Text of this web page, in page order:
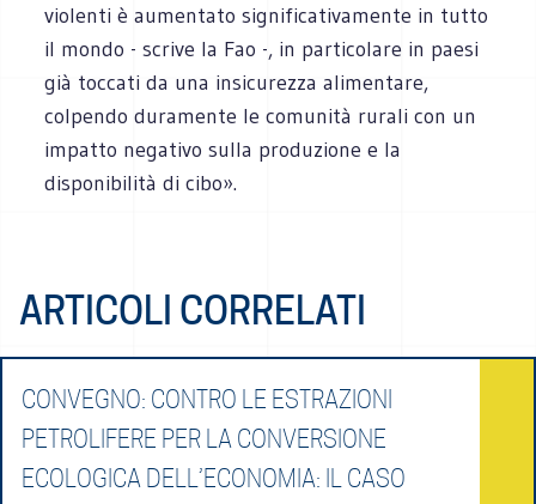
violenti è aumentato significativamente in tutto
il mondo - scrive la Fao -, in particolare in paesi
già toccati da una insicurezza alimentare,
colpendo duramente le comunità rurali con un
impatto negativo sulla produzione e la
disponibilità di cibo».
ARTICOLI CORRELATI
CONVEGNO: CONTRO LE ESTRAZIONI
PETROLIFERE PER LA CONVERSIONE
ECOLOGICA DELL’ECONOMIA: IL CASO